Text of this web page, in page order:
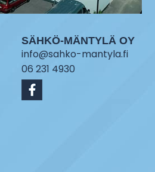
SÄHKÖ-MÄNTYLÄ OY
info@sahko-mantyla.fi
06 231 4930